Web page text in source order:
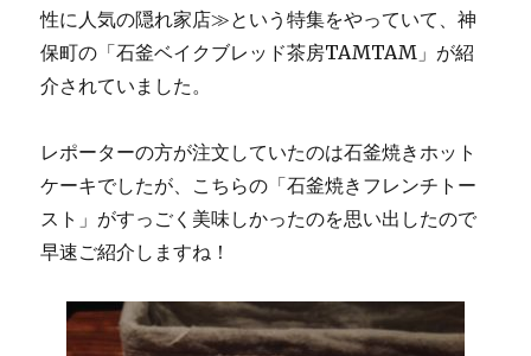
性に人気の隠れ家店≫という特集をやっていて、神
保町の「石釜ベイクブレッド茶房TAMTAM」が紹
介されていました。
レポーターの方が注文していたのは石釜焼きホット
ケーキでしたが、こちらの「石釜焼きフレンチトー
スト」がすっごく美味しかったのを思い出したので
早速ご紹介しますね！